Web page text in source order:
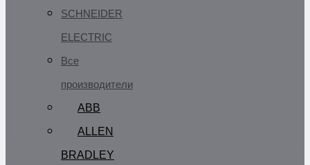
SCHNEIDER
ELECTRIC
Все
производители
ABB
ALLEN
BRADLEY